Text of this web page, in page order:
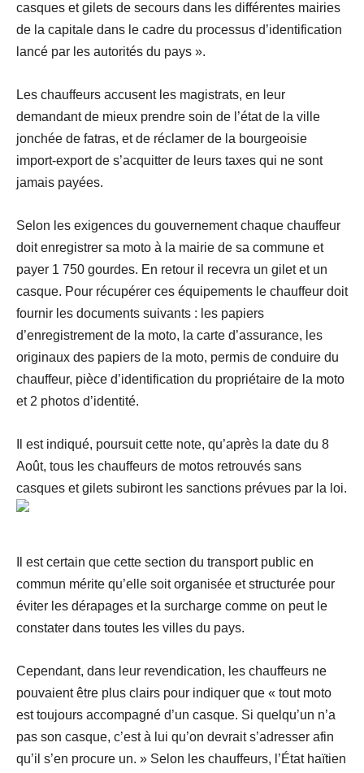
casques et gilets de secours dans les différentes mairies
de la capitale dans le cadre du processus d’identification
lancé par les autorités du pays ».
Les chauffeurs accusent les magistrats, en leur
demandant de mieux prendre soin de l’état de la ville
jonchée de fatras, et de réclamer de la bourgeoisie
import-export de s’acquitter de leurs taxes qui ne sont
jamais payées.
Selon les exigences du gouvernement chaque chauffeur
doit enregistrer sa moto à la mairie de sa commune et
payer 1 750 gourdes. En retour il recevra un gilet et un
casque. Pour récupérer ces équipements le chauffeur doit
fournir les documents suivants : les papiers
d’enregistrement de la moto, la carte d’assurance, les
originaux des papiers de la moto, permis de conduire du
chauffeur, pièce d’identification du propriétaire de la moto
et 2 photos d’identité.
Il est indiqué, poursuit cette note, qu’après la date du 8
Août, tous les chauffeurs de motos retrouvés sans
casques et gilets subiront les sanctions prévues par la loi.
Il est certain que cette section du transport public en
commun mérite qu’elle soit organisée et structurée pour
éviter les dérapages et la surcharge comme on peut le
constater dans toutes les villes du pays.
Cependant, dans leur revendication, les chauffeurs ne
pouvaient être plus clairs pour indiquer que « tout moto
est toujours accompagné d’un casque. Si quelqu’un n’a
pas son casque, c’est à lui qu’on devrait s’adresser afin
qu’il s’en procure un. » Selon les chauffeurs, l’État haïtien